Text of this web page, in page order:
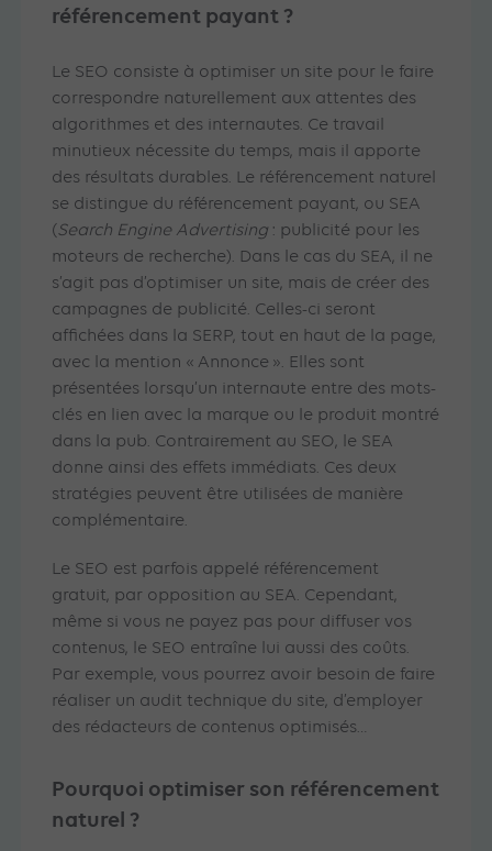
référencement payant ?
Le SEO consiste à optimiser un site pour le faire
correspondre naturellement aux attentes des
algorithmes et des internautes. Ce travail
minutieux nécessite du temps, mais il apporte
des résultats durables. Le référencement naturel
se distingue du référencement payant, ou SEA
(Search Engine Advertising : publicité pour les
moteurs de recherche). Dans le cas du SEA, il ne
s’agit pas d’optimiser un site, mais de créer des
campagnes de publicité. Celles-ci seront
affichées dans la SERP, tout en haut de la page,
avec la mention « Annonce ». Elles sont
présentées lorsqu’un internaute entre des mots-
clés en lien avec la marque ou le produit montré
dans la pub. Contrairement au SEO, le SEA
donne ainsi des effets immédiats. Ces deux
stratégies peuvent être utilisées de manière
complémentaire.
Le SEO est parfois appelé référencement
gratuit, par opposition au SEA. Cependant,
même si vous ne payez pas pour diffuser vos
contenus, le SEO entraîne lui aussi des coûts.
Par exemple, vous pourrez avoir besoin de faire
réaliser un audit technique du site, d’employer
des rédacteurs de contenus optimisés…
Pourquoi optimiser son référencement
naturel ?